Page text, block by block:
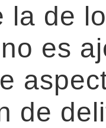
la de
es
de